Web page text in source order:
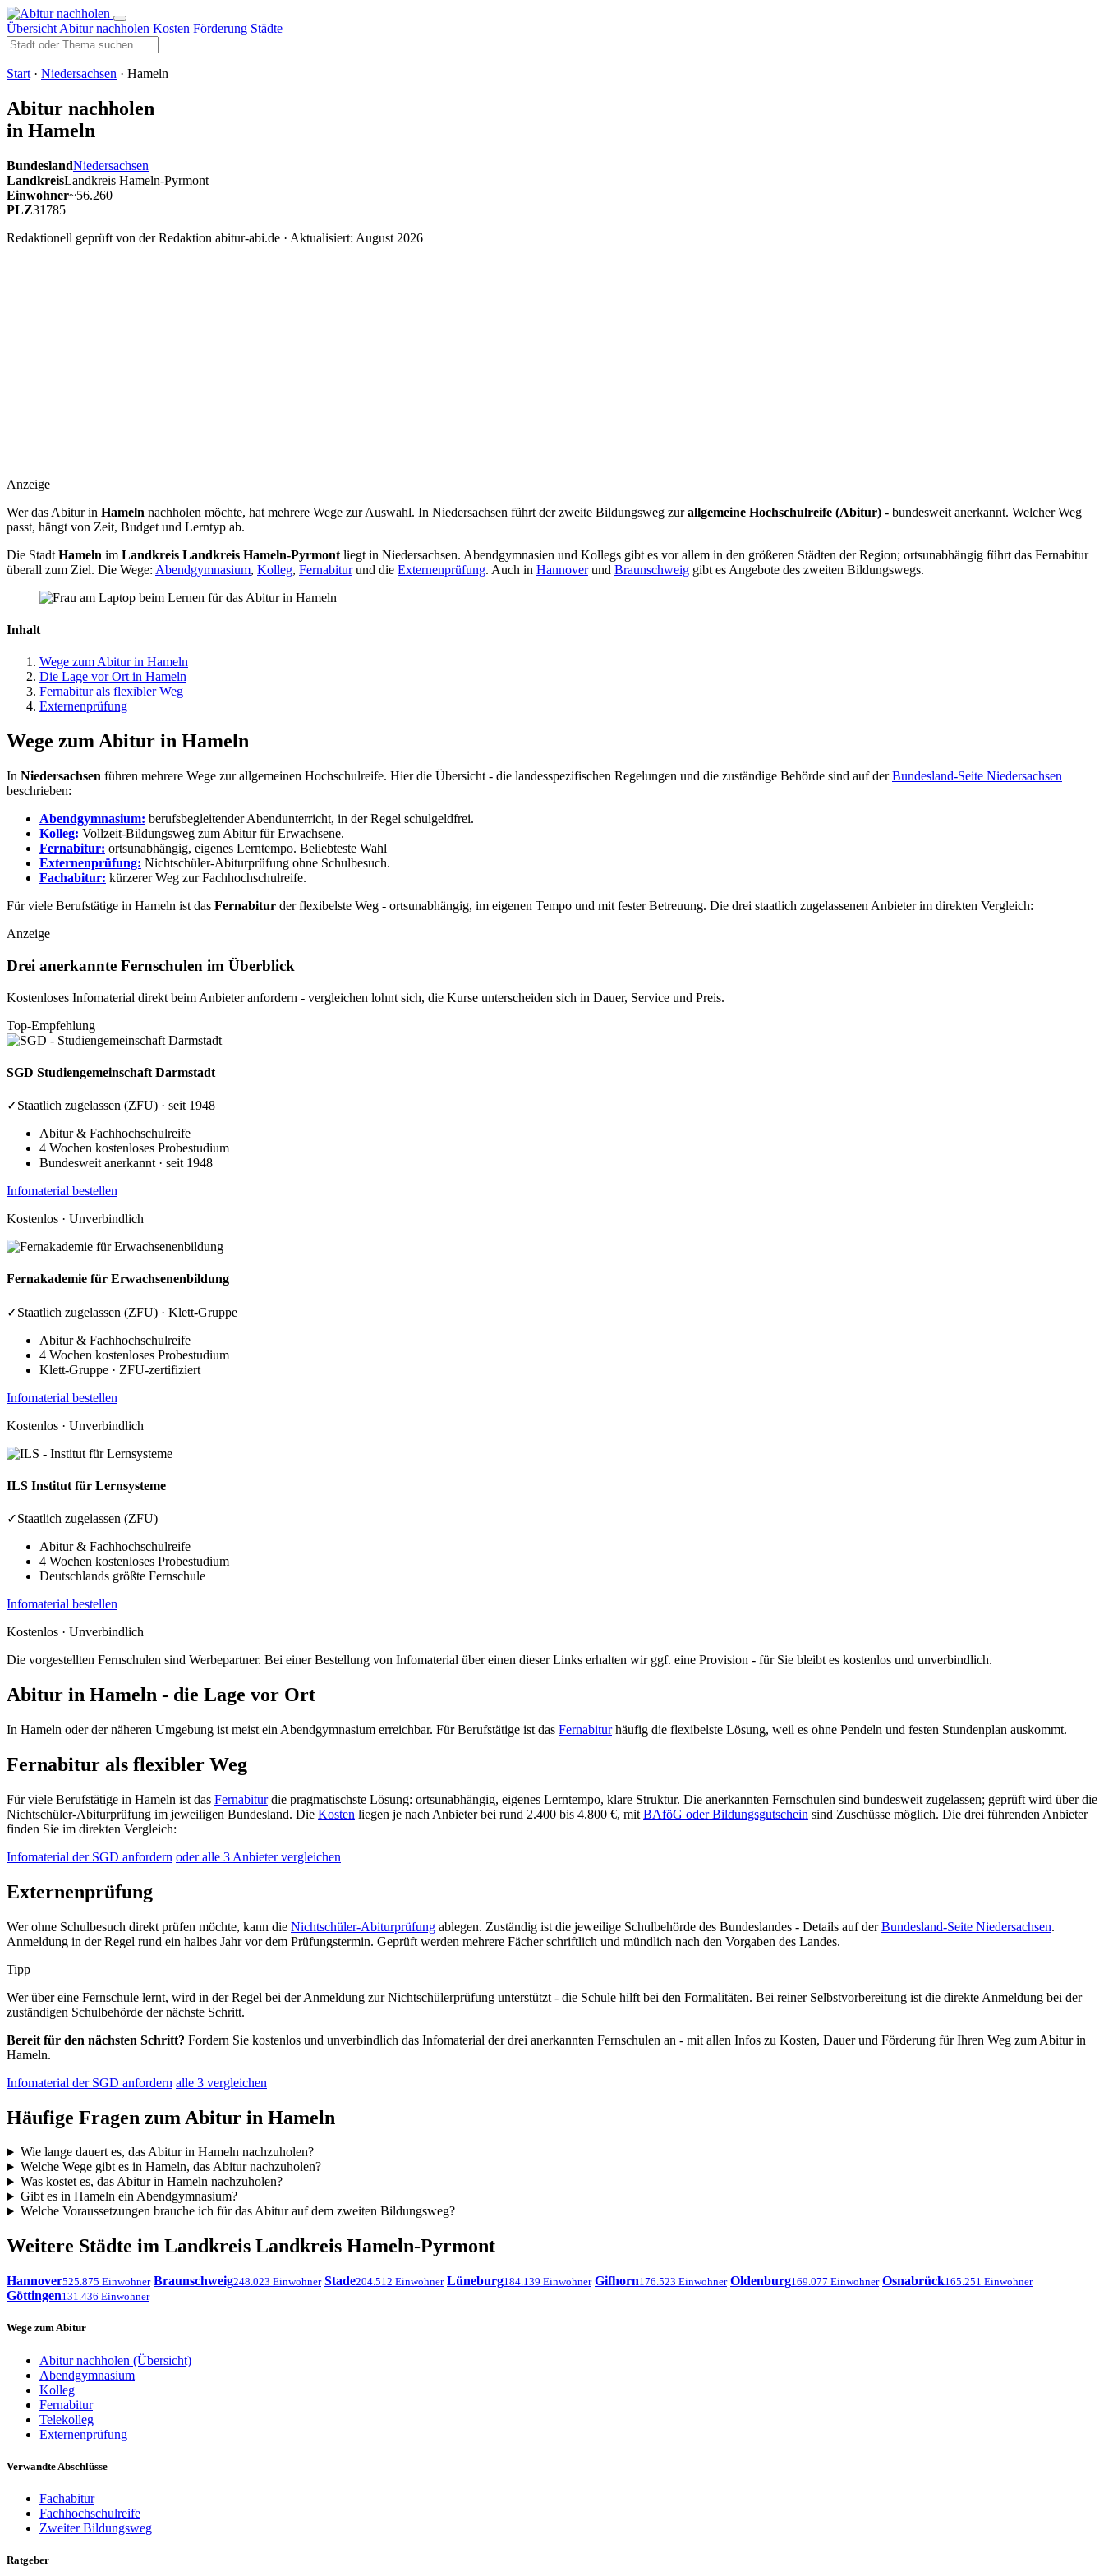
Übersicht Abitur nachholen Kosten Förderung Städte
Start · Niedersachsen · Hameln
Abitur nachholen
in Hameln
BundeslandNiedersachsen
LandkreisLandkreis Hameln-Pyrmont
Einwohner~56.260
PLZ31785
Redaktionell geprüft von der Redaktion abitur-abi.de · Aktualisiert: August 2026
Anzeige
Wer das Abitur in Hameln nachholen möchte, hat mehrere Wege zur Auswahl. In Niedersachsen führt der zweite Bildungsweg zurallgemeine Hochschulreife (Abitur) - bundesweit anerkannt. Welcher Weg
passt, hängt von Zeit, Budget und Lerntyp ab.
Die Stadt Hameln im Landkreis Landkreis Hameln-Pyrmont liegt in Niedersachsen. Abendgymnasien und Kollegs gibt es vor allem in den größeren Städten der Region; ortsunabhängig führt das Fernabitur
überall zum Ziel. Die Wege: Abendgymnasium, Kolleg, Fernabiturund die Externenprüfung. Auch in Hannoverund Braunschweig gibt es Angebote des zweiten Bildungswegs.
Inhalt
Wege zum Abitur in Hameln
Die Lage vor Ort in Hameln
Fernabitur als flexibler Weg
Externenprüfung
Wege zum Abitur in Hameln
In Niedersachsen führen mehrere Wege zur allgemeinen Hochschulreife. Hier die Übersicht - die landesspezifischen Regelungen und die zuständige Behörde sind auf derBundesland-Seite Niedersachsen
beschrieben:
Abendgymnasium: berufsbegleitender Abendunterricht, in der Regel schulgeldfrei.
Kolleg: Vollzeit-Bildungsweg zum Abitur für Erwachsene.
Fernabitur: ortsunabhängig, eigenes Lerntempo. Beliebteste Wahl
Externenprüfung: Nichtschüler-Abiturprüfung ohne Schulbesuch.
Fachabitur: kürzerer Weg zur Fachhochschulreife.
Für viele Berufstätige in Hameln ist das Fernabitur der flexibelste Weg - ortsunabhängig, im eigenen Tempo und mit fester Betreuung. Die drei staatlich zugelassenen Anbieter im direkten Vergleich:
Anzeige
Drei anerkannte Fernschulen im Überblick
Kostenloses Infomaterial direkt beim Anbieter anfordern - vergleichen lohnt sich, die Kurse unterscheiden sich in Dauer, Service und Preis.
Top-Empfehlung
SGD Studiengemeinschaft Darmstadt
✓Staatlich zugelassen (ZFU) · seit 1948
Abitur & Fachhochschulreife
4 Wochen kostenloses Probestudium
Bundesweit anerkannt · seit 1948
Infomaterial bestellen
Kostenlos · Unverbindlich
Fernakademie für Erwachsenenbildung
✓Staatlich zugelassen (ZFU) · Klett-Gruppe
Abitur & Fachhochschulreife
4 Wochen kostenloses Probestudium
Klett-Gruppe · ZFU-zertifiziert
Infomaterial bestellen
Kostenlos · Unverbindlich
ILS Institut für Lernsysteme
✓Staatlich zugelassen (ZFU)
Abitur & Fachhochschulreife
4 Wochen kostenloses Probestudium
Deutschlands größte Fernschule
Infomaterial bestellen
Kostenlos · Unverbindlich
Die vorgestellten Fernschulen sind Werbepartner. Bei einer Bestellung von Infomaterial über einen dieser Links erhalten wir ggf. eine Provision - für Sie bleibt es kostenlos und unverbindlich.
Abitur in Hameln - die Lage vor Ort
In Hameln oder der näheren Umgebung ist meist ein Abendgymnasium erreichbar. Für Berufstätige ist das Fernabiturhäufig die flexibelste Lösung, weil es ohne Pendeln und festen Stundenplan auskommt.
Fernabitur als flexibler Weg
Für viele Berufstätige in Hameln ist das Fernabiturdie pragmatischste Lösung: ortsunabhängig, eigenes Lerntempo, klare Struktur. Die anerkannten Fernschulen sind bundesweit zugelassen; geprüft wird über die
Nichtschüler-Abiturprüfung im jeweiligen Bundesland. Die Kosten liegen je nach Anbieter bei rund 2.400 bis 4.800 €, mit BAföG oder Bildungsgutschein sind Zuschüsse möglich. Die drei führenden Anbieter
finden Sie im direkten Vergleich:
Infomaterial der SGD anfordern oder alle 3 Anbieter vergleichen
Externenprüfung
Wer ohne Schulbesuch direkt prüfen möchte, kann die Nichtschüler-Abiturprüfung ablegen. Zuständig ist die jeweilige Schulbehörde des Bundeslandes - Details auf derBundesland-Seite Niedersachsen.
Anmeldung in der Regel rund ein halbes Jahr vor dem Prüfungstermin. Geprüft werden mehrere Fächer schriftlich und mündlich nach den Vorgaben des Landes.
Tipp
Wer über eine Fernschule lernt, wird in der Regel bei der Anmeldung zur Nichtschülerprüfung unterstützt - die Schule hilft bei den Formalitäten. Bei reiner Selbstvorbereitung ist die direkte Anmeldung bei der
zuständigen Schulbehörde der nächste Schritt.
Bereit für den nächsten Schritt? Fordern Sie kostenlos und unverbindlich das Infomaterial der drei anerkannten Fernschulen an - mit allen Infos zu Kosten, Dauer und Förderung für Ihren Weg zum Abitur in
Hameln.
Infomaterial der SGD anfordern alle 3 vergleichen
Häufige Fragen zum Abitur in Hameln
Wie lange dauert es, das Abitur in Hameln nachzuholen?
Welche Wege gibt es in Hameln, das Abitur nachzuholen?
Was kostet es, das Abitur in Hameln nachzuholen?
Gibt es in Hameln ein Abendgymnasium?
Welche Voraussetzungen brauche ich für das Abitur auf dem zweiten Bildungsweg?
Weitere Städte im Landkreis Landkreis Hameln-Pyrmont
Hannover525.875 Einwohner Braunschweig248.023 Einwohner Stade204.512 Einwohner Lüneburg184.139 Einwohner Gifhorn176.523 Einwohner Oldenburg169.077 Einwohner Osnabrück165.251 Einwohner
Göttingen131.436 Einwohner
Wege zum Abitur
Abitur nachholen (Übersicht)
Abendgymnasium
Kolleg
Fernabitur
Telekolleg
Externenprüfung
Verwandte Abschlüsse
Fachabitur
Fachhochschulreife
Zweiter Bildungsweg
Ratgeber